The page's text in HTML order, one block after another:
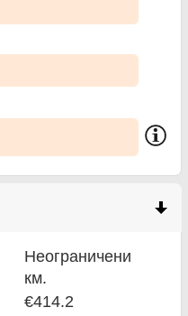
Неограничени
км.
€414.2